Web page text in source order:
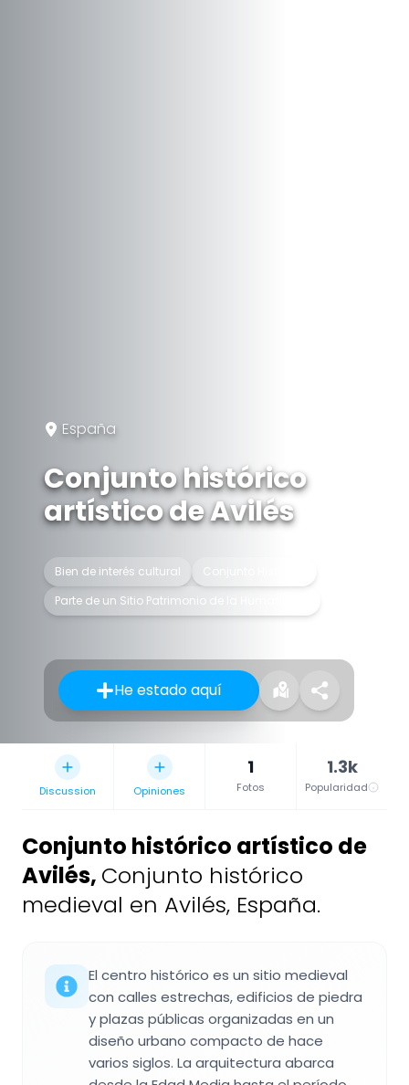
España
Conjunto histórico
artístico de Avilés
Bien de interés cultural
Conjunto Histórico
Parte de un Sitio Patrimonio de la Humanidad
He estado aquí
Discussion Opiniones
1
Fotos
1.3k
Popularidad
Conjunto histórico artístico de
Avilés, Conjunto histórico
medieval en Avilés, España.
El centro histórico es un sitio medieval
con calles estrechas, edificios de piedra
y plazas públicas organizadas en un
diseño urbano compacto de hace
varios siglos. La arquitectura abarca